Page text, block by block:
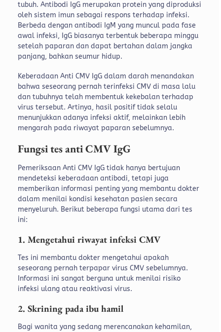
tubuh. Antibodi IgG merupakan protein yang diproduksi
oleh sistem imun sebagai respons terhadap infeksi.
Berbeda dengan antibodi IgM yang muncul pada fase
awal infeksi, IgG biasanya terbentuk beberapa minggu
setelah paparan dan dapat bertahan dalam jangka
panjang, bahkan seumur hidup.
Keberadaan Anti CMV IgG dalam darah menandakan
bahwa seseorang pernah terinfeksi CMV di masa lalu
dan tubuhnya telah membentuk kekebalan terhadap
virus tersebut. Artinya, hasil positif tidak selalu
menunjukkan adanya infeksi aktif, melainkan lebih
mengarah pada riwayat paparan sebelumnya.
Fungsi tes anti CMV IgG
Pemeriksaan Anti CMV IgG tidak hanya bertujuan
mendeteksi keberadaan antibodi, tetapi juga
memberikan informasi penting yang membantu dokter
dalam menilai kondisi kesehatan pasien secara
menyeluruh. Berikut beberapa fungsi utama dari tes
ini:
1. Mengetahui riwayat infeksi CMV
Tes ini membantu dokter mengetahui apakah
seseorang pernah terpapar virus CMV sebelumnya.
Informasi ini sangat berguna untuk menilai risiko
infeksi ulang atau reaktivasi virus.
2. Skrining pada ibu hamil
Bagi wanita yang sedang merencanakan kehamilan,